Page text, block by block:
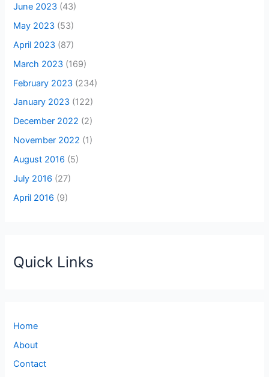
June 2023 (43)
May 2023 (53)
April 2023 (87)
March 2023 (169)
February 2023 (234)
January 2023 (122)
December 2022 (2)
November 2022 (1)
August 2016 (5)
July 2016 (27)
April 2016 (9)
Quick Links
Home
About
Contact